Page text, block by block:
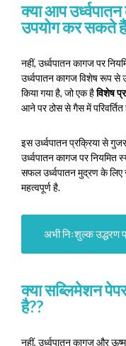
क्या आप
उपयोग कर सकते
नहीं, उर्ध्वपातन कागज पर
उर्ध्वपातन कागज विशेष रूप से
किया गया है, जो एक हैविशेष
आने पर ठोस से गैस में परिवर्तित
इस उर्ध्वपातन प्रक्रिया से
उर्ध्वपातन कागज पर नियमित
सफल उर्ध्वपातन मुद्रण के
महत्वपूर्ण है.
अभी निःशुल्क उद्धरण
क्या सब्लिमेशन
है??
नहीं, उर्ध्वपातन कागज और